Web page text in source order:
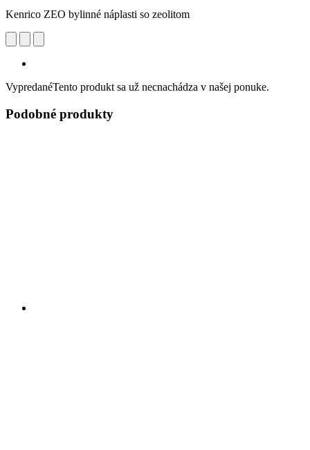
Kenrico ZEO bylinné náplasti so zeolitom
VypredanéTento produkt sa už necnachádza v našej ponuke.
Podobné produkty